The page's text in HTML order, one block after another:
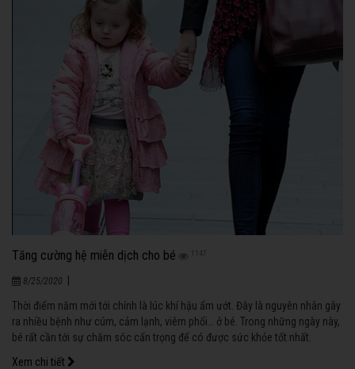
Tăng cường hệ miễn dịch cho bé 1147
8/25/2020
Thời điểm năm mới tới chính là lúc khí hậu ẩm ướt. Đây là nguyên nhân gây
ra nhiều bệnh như cúm, cảm lạnh, viêm phổi… ở bé. Trong những ngày này,
bé rất cần tới sự chăm sóc cẩn trọng để có được sức khỏe tốt nhất.
Xem chi tiết